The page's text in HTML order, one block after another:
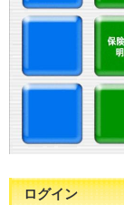
ログイン